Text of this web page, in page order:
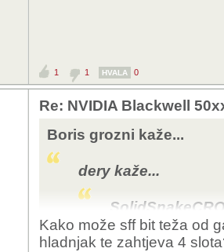
1 1 HVALA 0
Re: NVIDIA Blackwell
Boris grozni kaže...
dery kaže...
Ma je, čitao
netko s
Kako može sff bit teža od
hladnjak te zahtjeva 4